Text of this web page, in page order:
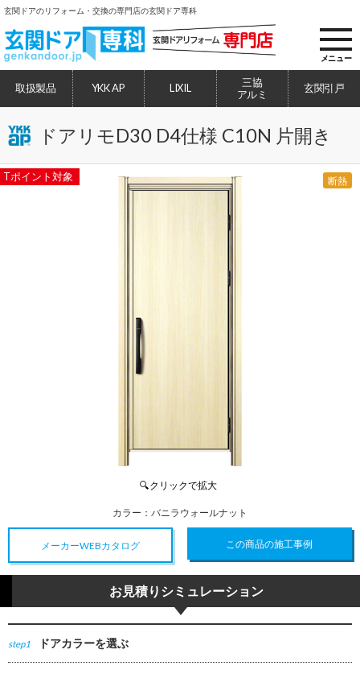
玄関ドアのリフォーム・交換の専門店の玄関ドア専科
メニュー
取扱製品 YKK AP LIXIL
三協
アルミ
玄関引戸
ドアリモD30 D4仕様 C10N 片開き
断熱
Tポイント対象
カラー： バニラウォールナット
メーカーWEBカタログ この商品の施工事例
お見積りシミュレーション
step1 ドアカラーを選ぶ